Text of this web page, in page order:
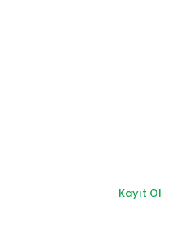
Kayıt Ol